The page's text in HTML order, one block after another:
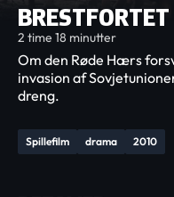
BRESTFORTET
2 time 18 minutter
Spillefilm drama 2010
Om den Røde Hærs
invasion af
dreng.